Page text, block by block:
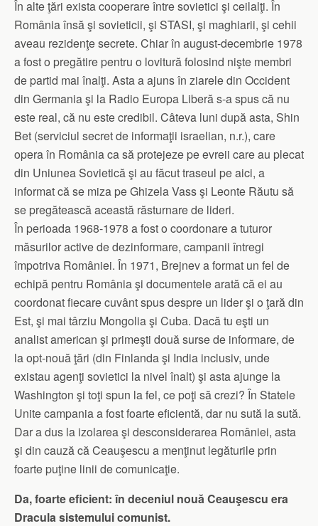
În alte ţări exista cooperare între sovietici şi ceilalţi. În
România însă şi sovieticii, şi STASI, şi maghiarii, şi cehii
aveau rezidenţe secrete. Chiar în august-decembrie 1978
a fost o pregătire pentru o lovitură folosind nişte membri
de partid mai înalţi. Asta a ajuns în ziarele din Occident
din Germania şi la Radio Europa Liberă s-a spus că nu
este real, că nu este credibil. Câteva luni după asta, Shin
Bet (serviciul secret de informaţii israelian, n.r.), care
opera în România ca să protejeze pe evreii care au plecat
din Uniunea Sovietică şi au făcut traseul pe aici, a
informat că se miza pe Ghizela Vass şi Leonte Răutu să
se pregătească această răsturnare de lideri.
În perioada 1968-1978 a fost o coordonare a tuturor
măsurilor active de dezinformare, campanii întregi
împotriva României. În 1971, Brejnev a format un fel de
echipă pentru România şi documentele arată că ei au
coordonat fiecare cuvânt spus despre un lider şi o ţară din
Est, şi mai târziu Mongolia şi Cuba. Dacă tu eşti un
analist american şi primeşti două surse de informare, de
la opt-nouă ţări (din Finlanda şi India inclusiv, unde
existau agenţi sovietici la nivel înalt) şi asta ajunge la
Washington şi toţi spun la fel, ce poţi să crezi? În Statele
Unite campania a fost foarte eficientă, dar nu sută la sută.
Dar a dus la izolarea şi desconsiderarea României, asta
şi din cauză că Ceauşescu a menţinut legăturile prin
foarte puţine linii de comunicaţie.
Da, foarte eficient: în deceniul nouă Ceauşescu era
Dracula sistemului comunist.